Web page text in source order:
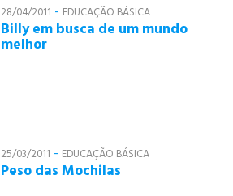
28/04/2011 - EDUCAÇÃO BÁSICA
Billy em busca de um mundo
melhor
25/03/2011 - EDUCAÇÃO BÁSICA
Peso das Mochilas